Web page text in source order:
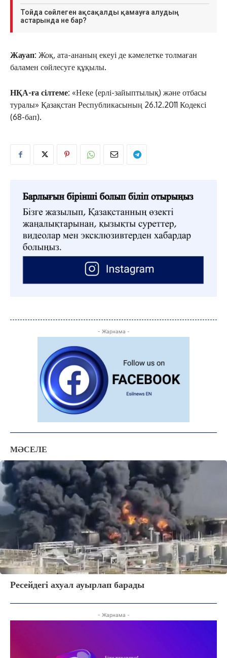
ЖАҢАЛЫҚТАР
ОҚИҒА
Тойда сөйлеген ақсақалды қамауға алудың
астарында не бар?
Жауап: Жоқ, ата-ананың екеуі де кәмелетке толмаған
баламен сөйлесуге құқылы.
НҚА-ға сілтеме: «Неке (ерлі-зайыптылық) және отбасы
туралы» Қазақстан Республикасының 26.12.2011 Кодексі
(68-бап).
- Жарнама -
МӘСЕЛЕ
Ресейдегі ахуал ауырлап барады
- Жарнама -